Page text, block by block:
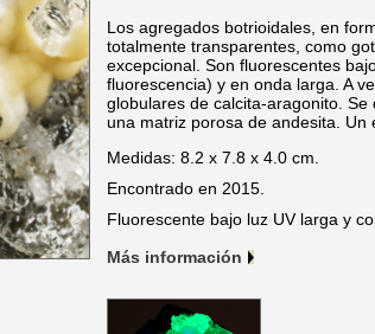
Los agregados botrioidales, en
totalmente transparentes, como
excepcional. Son fluorescentes
fluorescencia) y en onda larga. A
globulares de calcita-aragonito.
una matriz porosa de andesita. Un
Medidas: 8.2 x 7.8 x 4.0 cm.
Encontrado en 2015.
Fluorescente bajo luz UV larga y
Más información